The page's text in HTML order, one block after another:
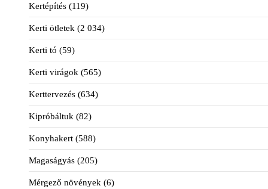
Kertépítés (119)
Kerti ötletek (2 034)
Kerti tó (59)
Kerti virágok (565)
Kerttervezés (634)
Kipróbáltuk (82)
Konyhakert (588)
Magaságyás (205)
Mérgező növények (6)